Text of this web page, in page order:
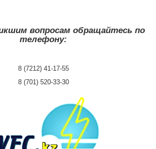
вопросам обращайтесь по
телефону:
8 (7212) 41-17-55
8 (701) 520-33-30